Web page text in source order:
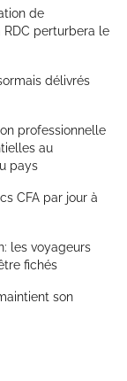
de
perturbera le
délivrés
professionnelle
au
pays
CFA par jour à
les voyageurs
fichés
son